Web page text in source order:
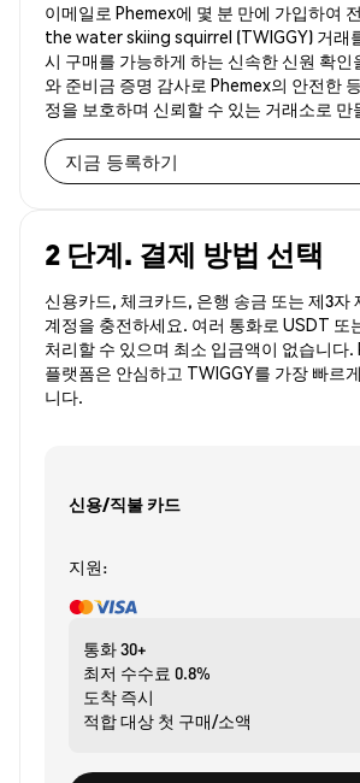
이메일로 Phemex에 몇 분 만에 가입하여
the water skiing squirrel (TWIGGY) 거래
시 구매를 가능하게 하는 신속한 신원 확인
와 준비금 증명 감사로 Phemex의 안전한
정을 보호하며 신뢰할 수 있는 거래소로 만
지금 등록하기
2 단계. 결제 방법 선택
신용카드, 체크카드, 은행 송금 또는 제3자
계정을 충전하세요. 여러 통화로 USDT 또
처리할 수 있으며 최소 입금액이 없습니다.
플랫폼은 안심하고 TWIGGY를 가장 빠르
니다.
신용/직불 카드
지원:
통화30+
최저 수수료 0.8%
도착 즉시
적합 대상 첫 구매/소액